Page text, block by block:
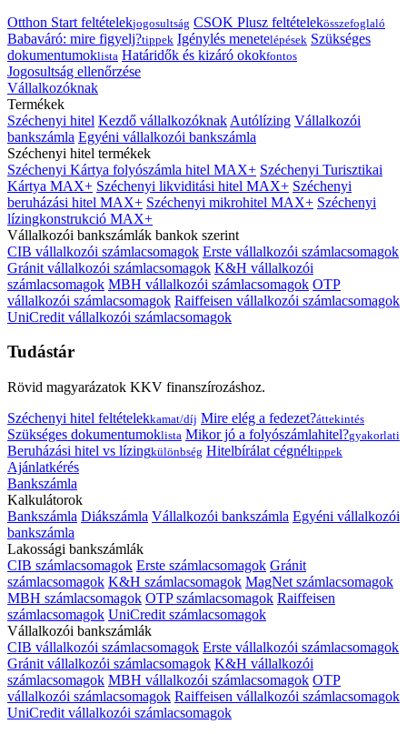
Otthon Start feltételekjogosultság CSOK Plusz feltételekösszefoglaló
Babaváró: mire figyelj?tippek Igénylés menetelépések Szükséges
dokumentumoklista Határidők és kizáró okokfontos
Jogosultság ellenőrzése
Vállalkozóknak
Termékek
Széchenyi hitel Kezdő vállalkozóknak Autólízing Vállalkozói
bankszámla Egyéni vállalkozói bankszámla
Széchenyi hitel termékek
Széchenyi Kártya folyószámla hitel MAX+ Széchenyi Turisztikai
Kártya MAX+ Széchenyi likviditási hitel MAX+ Széchenyi
beruházási hitel MAX+ Széchenyi mikrohitel MAX+ Széchenyi
lízingkonstrukció MAX+
Vállalkozói bankszámlák bankok szerint
CIB vállalkozói számlacsomagok Erste vállalkozói számlacsomagok
Gránit vállalkozói számlacsomagok K&H vállalkozói
számlacsomagok MBH vállalkozói számlacsomagok OTP
vállalkozói számlacsomagok Raiffeisen vállalkozói számlacsomagok
UniCredit vállalkozói számlacsomagok
Tudástár
Rövid magyarázatok KKV finanszírozáshoz.
Széchenyi hitel feltételekkamat/díj Mire elég a fedezet?áttekintés
Szükséges dokumentumoklista Mikor jó a folyószámlahitel?gyakorlati
Beruházási hitel vs lízingkülönbség Hitelbírálat cégnéltippek
Ajánlatkérés
Bankszámla
Kalkulátorok
Bankszámla Diákszámla Vállalkozói bankszámla Egyéni vállalkozói
bankszámla
Lakossági bankszámlák
CIB számlacsomagok Erste számlacsomagok Gránit
számlacsomagok K&H számlacsomagok MagNet számlacsomagok
MBH számlacsomagok OTP számlacsomagok Raiffeisen
számlacsomagok UniCredit számlacsomagok
Vállalkozói bankszámlák
CIB vállalkozói számlacsomagok Erste vállalkozói számlacsomagok
Gránit vállalkozói számlacsomagok K&H vállalkozói
számlacsomagok MBH vállalkozói számlacsomagok OTP
vállalkozói számlacsomagok Raiffeisen vállalkozói számlacsomagok
UniCredit vállalkozói számlacsomagok